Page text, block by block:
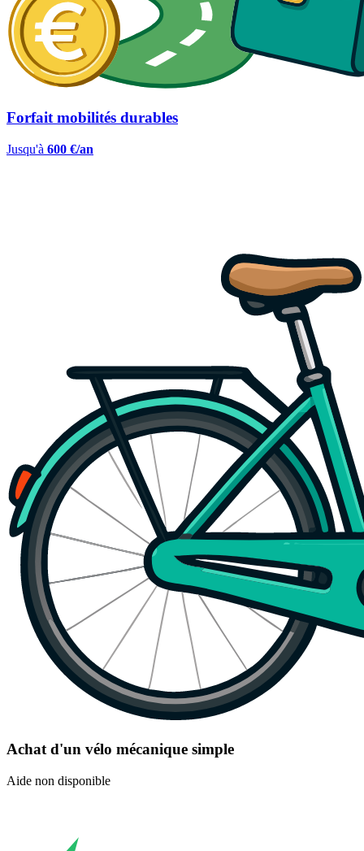
Forfait mobilités durables
Jusqu'à 600 €/an
Achat d'un vélo mécanique simple
Aide non disponible